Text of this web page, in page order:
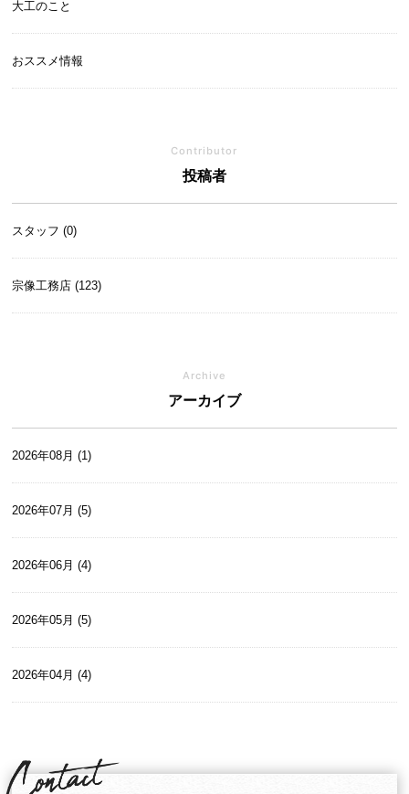
大工のこと
おススメ情報
Contributor
投稿者
スタッフ (0)
宗像工務店 (123)
Archive
アーカイブ
2026年08月 (1)
2026年07月 (5)
2026年06月 (4)
2026年05月 (5)
2026年04月 (4)